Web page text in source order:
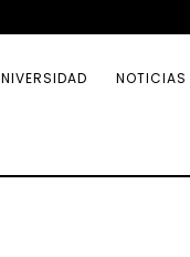
NOTICIAS